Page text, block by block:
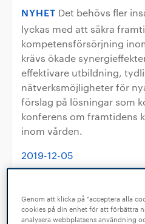
NYHET Det behövs fler
lyckas med att säkra
kompetensförsörjning
krävs ökade
effektivare utbildning,
nätverksmöjligheter för
förslag på lösningar som
konferens om framtidens
inom vården.
2019-12-05
Genom att klicka på "acceptera alla
cookies på din enhet för att förbättra
analysera webbplatsens användning